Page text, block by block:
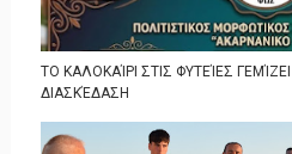
ΤΟ ΚΑΛΟΚΑΊΡΙ ΣΤΙΣ ΦΥΤΕΊΕΣ
ΔΙΑΣΚΈΔΑΣΗ